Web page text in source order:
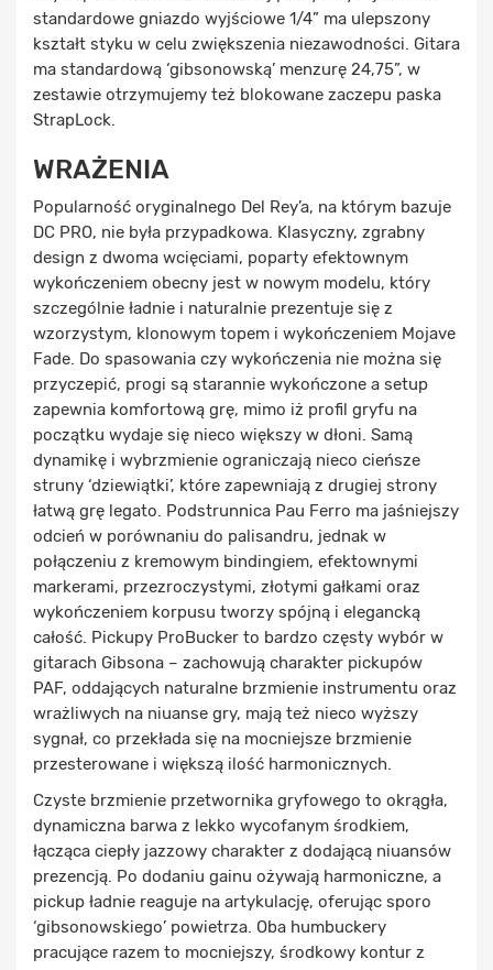
standardowe gniazdo wyjściowe 1/4” ma ulepszony
kształt styku w celu zwiększenia niezawodności. Gitara
ma standardową ‘gibsonowską’ menzurę 24,75”, w
zestawie otrzymujemy też blokowane zaczepu paska
StrapLock.
WRAŻENIA
Popularność oryginalnego Del Rey’a, na którym bazuje
DC PRO, nie była przypadkowa. Klasyczny, zgrabny
design z dwoma wcięciami, poparty efektownym
wykończeniem obecny jest w nowym modelu, który
szczególnie ładnie i naturalnie prezentuje się z
wzorzystym, klonowym topem i wykończeniem Mojave
Fade. Do spasowania czy wykończenia nie można się
przyczepić, progi są starannie wykończone a setup
zapewnia komfortową grę, mimo iż profil gryfu na
początku wydaje się nieco większy w dłoni. Samą
dynamikę i wybrzmienie ograniczają nieco cieńsze
struny ‘dziewiątki’, które zapewniają z drugiej strony
łatwą grę legato. Podstrunnica Pau Ferro ma jaśniejszy
odcień w porównaniu do palisandru, jednak w
połączeniu z kremowym bindingiem, efektownymi
markerami, przezroczystymi, złotymi gałkami oraz
wykończeniem korpusu tworzy spójną i elegancką
całość. Pickupy ProBucker to bardzo częsty wybór w
gitarach Gibsona – zachowują charakter pickupów
PAF, oddających naturalne brzmienie instrumentu oraz
wrażliwych na niuanse gry, mają też nieco wyższy
sygnał, co przekłada się na mocniejsze brzmienie
przesterowane i większą ilość harmonicznych.
Czyste brzmienie przetwornika gryfowego to okrągła,
dynamiczna barwa z lekko wycofanym środkiem,
łącząca ciepły jazzowy charakter z dodającą niuansów
prezencją. Po dodaniu gainu ożywają harmoniczne, a
pickup ładnie reaguje na artykulację, oferując sporo
‘gibsonowskiego’ powietrza. Oba humbuckery
pracujące razem to mocniejszy, środkowy kontur z